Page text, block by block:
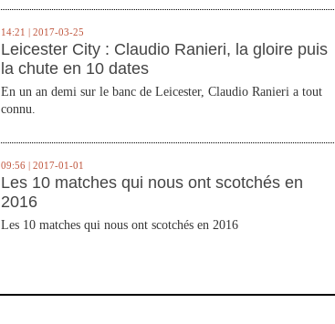
14:21 | 2017-03-25
Leicester City : Claudio Ranieri, la gloire puis
la chute en 10 dates
En un an demi sur le banc de Leicester, Claudio Ranieri a tout
connu.
09:56 | 2017-01-01
Les 10 matches qui nous ont scotchés en
2016
Les 10 matches qui nous ont scotchés en 2016